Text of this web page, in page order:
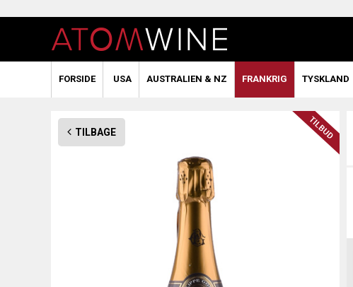
FORSIDE USA AUSTRALIEN & NZ FRANKRIG TYSKLAND
TILBAGE